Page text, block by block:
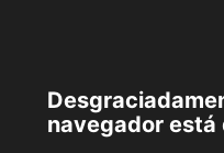
navegador está